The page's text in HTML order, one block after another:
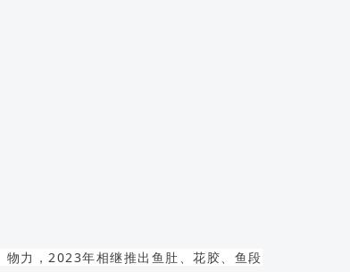
力，2023年相继推出鱼肚、花胶、鱼段